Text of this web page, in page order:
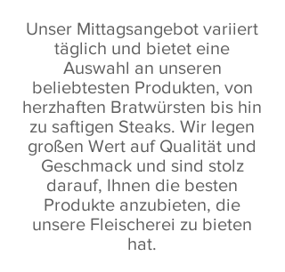
Unser Mittagsangebot variiert
täglich und bietet eine
Auswahl an unseren
beliebtesten Produkten, von
herzhaften Bratwürsten bis hin
zu saftigen Steaks. Wir legen
großen Wert auf Qualität und
Geschmack und sind stolz
darauf, Ihnen die besten
Produkte anzubieten, die
unsere Fleischerei zu bieten
hat.